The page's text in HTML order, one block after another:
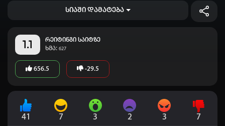
სიაში დამატება
1.1
რეიტინგი საიტზე
ხმა: 627
656.5 -29.5
41 7 3 2 3 7